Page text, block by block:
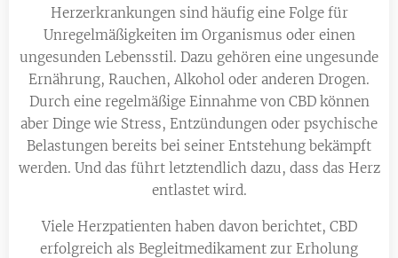
Herzerkrankungen sind häufig eine Folge für
Unregelmäßigkeiten im Organismus oder einen
ungesunden Lebensstil. Dazu gehören eine ungesunde
Ernährung, Rauchen, Alkohol oder anderen Drogen.
Durch eine regelmäßige Einnahme von CBD können
aber Dinge wie Stress, Entzündungen oder psychische
Belastungen bereits bei seiner Entstehung bekämpft
werden. Und das führt letztendlich dazu, dass das Herz
entlastet wird.
Viele Herzpatienten haben davon berichtet, CBD
erfolgreich als Begleitmedikament zur Erholung